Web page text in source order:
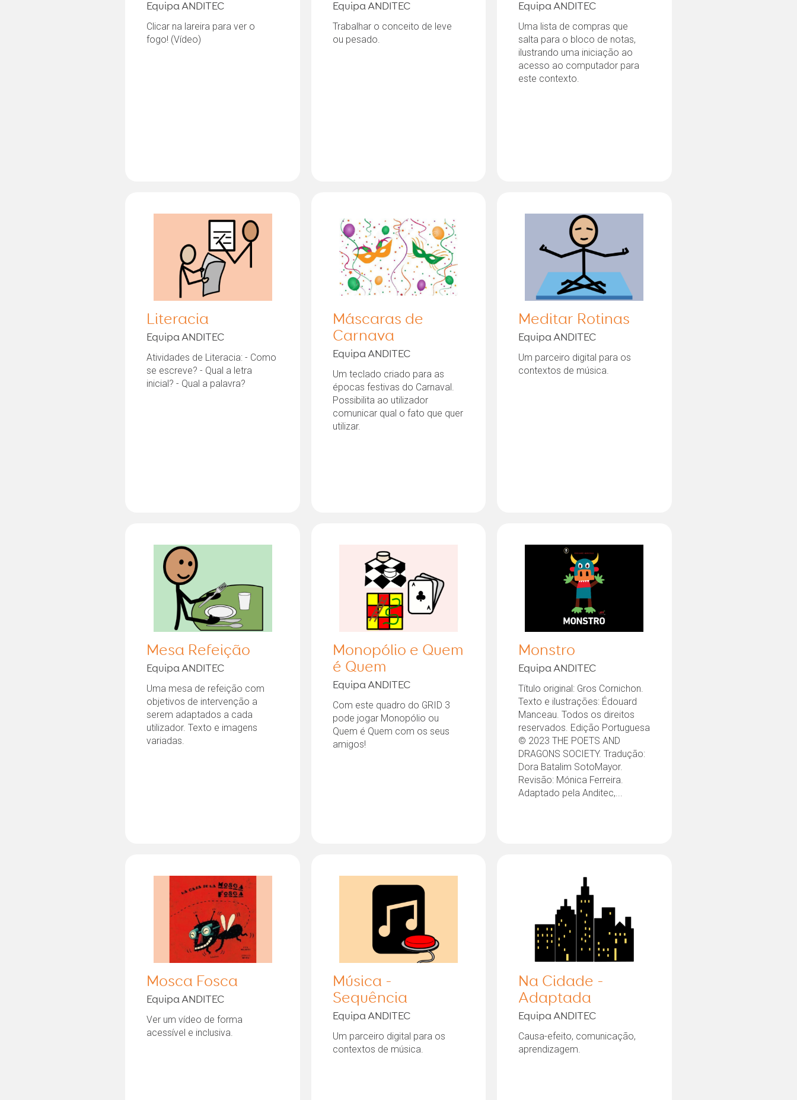
Equipa ANDITEC
Clicar na lareira para ver o
fogo! (Vídeo)
Equipa ANDITEC
Trabalhar o conceito de leve
ou pesado.
Equipa ANDITEC
Uma lista de compras que
salta para o bloco de notas,
ilustrando uma iniciação ao
acesso ao computador para
este contexto.
Literacia
Equipa ANDITEC
Atividades de Literacia: - Como
se escreve? - Qual a letra
inicial? - Qual a palavra?
Máscaras de
Carnava
Equipa ANDITEC
Um teclado criado para as
épocas festivas do Carnaval.
Possibilita ao utilizador
comunicar qual o fato que quer
utilizar.
Meditar Rotinas
Equipa ANDITEC
Um parceiro digital para os
contextos de música.
Mesa Refeição
Equipa ANDITEC
Uma mesa de refeição com
objetivos de intervenção a
serem adaptados a cada
utilizador. Texto e imagens
variadas.
Monopólio e Quem
é Quem
Equipa ANDITEC
Com este quadro do GRID 3
pode jogar Monopólio ou
Quem é Quem com os seus
amigos!
Monstro
Equipa ANDITEC
Título original: Gros Cornichon.
Texto e ilustrações: Édouard
Manceau. Todos os direitos
reservados. Edição Portuguesa
© 2023 THE POETS AND
DRAGONS SOCIETY. Tradução:
Dora Batalim SotoMayor.
Revisão: Mónica Ferreira.
Adaptado pela Anditec,...
Mosca Fosca
Equipa ANDITEC
Ver um vídeo de forma
acessível e inclusiva.
Música -
Sequência
Equipa ANDITEC
Um parceiro digital para os
contextos de música.
Na Cidade -
Adaptada
Equipa ANDITEC
Causa-efeito, comunicação,
aprendizagem.